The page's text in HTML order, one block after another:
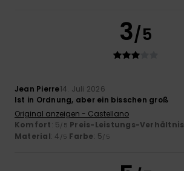
3/5
Jean Pierre14. Juli 2026
Ist in Ordnung, aber ein bisschen groß
Original anzeigen - Castellano
Komfort: 5/5 Preis-Leistungs-Verhältnis
Material: 4 /5 Farbe: 5/5